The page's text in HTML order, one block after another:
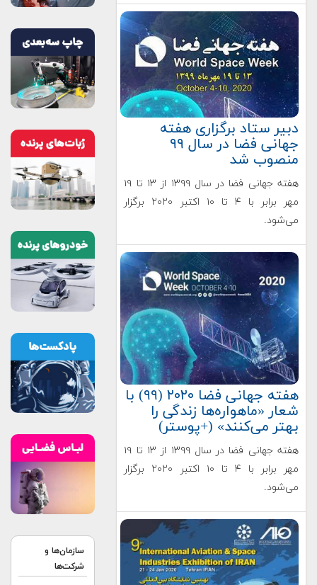
دبیر ستاد برگزاری هفته
جهانی فضا در سال ۹۹
منصوب شد
هفته جهانی فضا در سال ۱۳۹۹ از ۱۳ تا ۱۹
مهر برابر با ۴ تا ۱۰ اکتبر ۲۰۲۰ برگزار
می‌شود.
هفته جهانی فضا ۲۰۲۰ (۹۹) با
شعار «ماهواره‌ها زندگی را
بهتر می‌کنند» (+پوستر)
هفته جهانی فضا در سال ۱۳۹۹ از ۱۳ تا ۱۹
مهر برابر با ۴ تا ۱۰ اکتبر ۲۰۲۰ برگزار
می‌شود.
سازمان‌ها و
شرکت‌ها